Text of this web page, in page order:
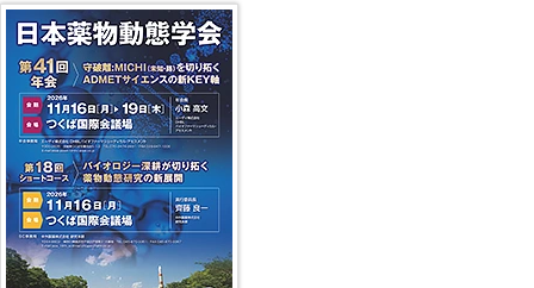
第41回年会（2026年）